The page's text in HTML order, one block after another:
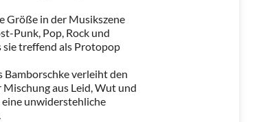
Größe in der Musikszene
Punk, Pop, Rock und
sie treffend als Protopop
Bamborschke verleiht den
aus Leid, Wut und
unwiderstehliche